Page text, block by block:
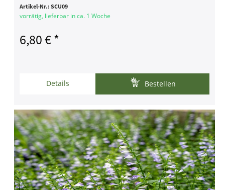
Artikel-Nr.:SCU09
vorrätig, lieferbar in ca. 1 Woche
6,80 € *
Details Bestellen